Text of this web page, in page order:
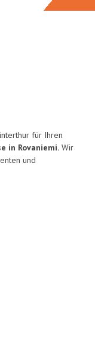
für Ihren
in Rovaniemi. Wir
und